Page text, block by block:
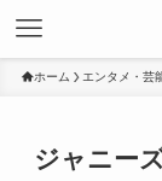
ホーム エンタメ・芸
ジャニー